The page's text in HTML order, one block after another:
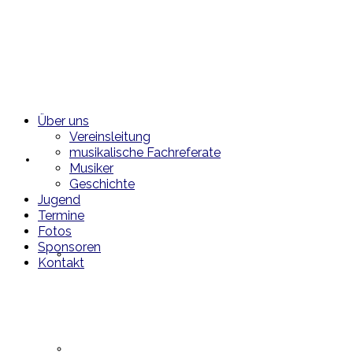
Über uns
Vereinsleitung
Über uns
Vereinsleitung
musikalische Fachreferate
Musiker
Geschichte
Jugend
Termine
Fotos
Sponsoren
Kontakt